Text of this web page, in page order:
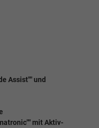
Assist"" und
mit Aktiv-